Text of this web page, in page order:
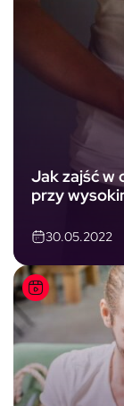
Jak zajść w
przy
30.05.2022